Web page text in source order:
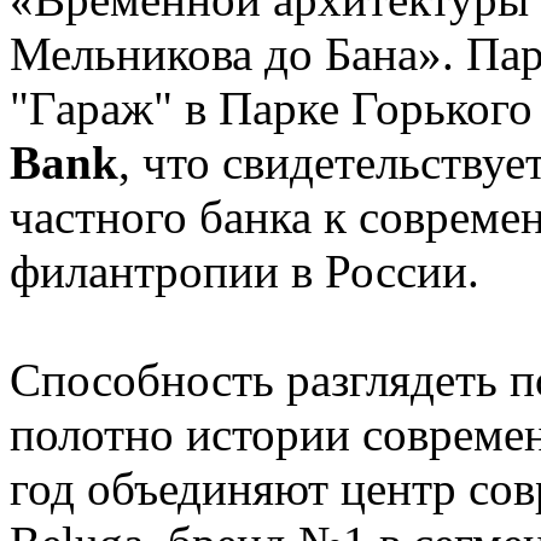
Мельникова до Бана».
"Гараж" в Парке
Bank, что
частного банка к
филантропии в России.
Способность
полотно истории
год объединяют центр